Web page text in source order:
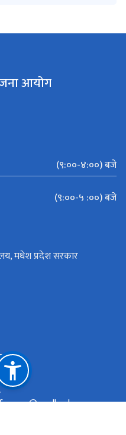
आयोग
(९:००-४:००) बजे
(९:००-५ :००) बजे
मधेश प्रदेश सरकार